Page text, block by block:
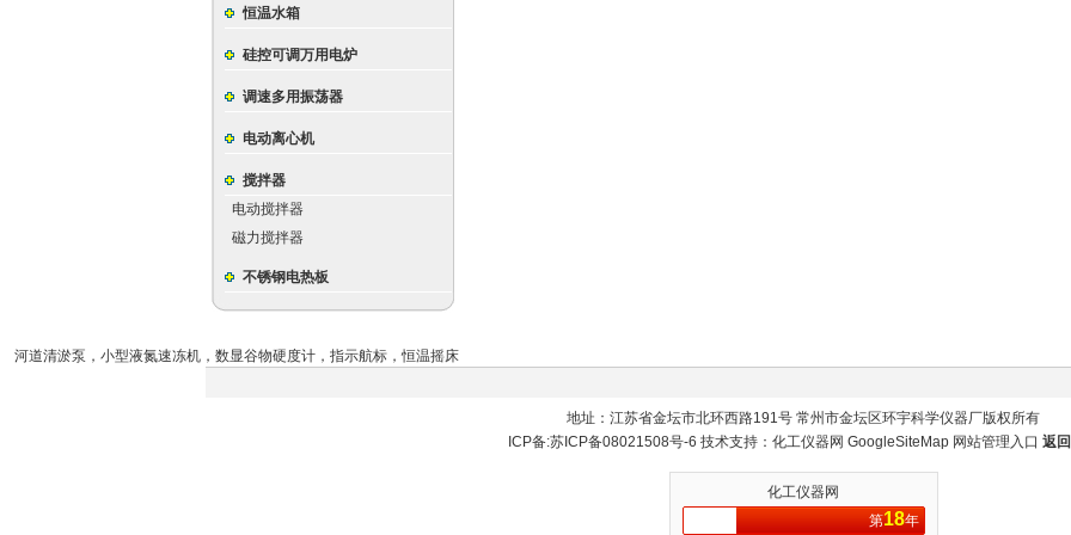
恒温水箱
硅控可调万用电炉
调速多用振荡器
电动离心机
搅拌器
电动搅拌器
磁力搅拌器
不锈钢电热板
河道清淤泵 ， 小型液氮速冻机 ， 数显谷物硬度计 ， 指示航标 ，恒温摇床
地址：江苏省金坛市北环西路191号 常州市金坛区环宇科学仪器厂版权所有
ICP备:苏ICP备08021508号-6 技术支持： 化工仪器网 GoogleSiteMap 网站管理入口 返
化工仪器网
第18年